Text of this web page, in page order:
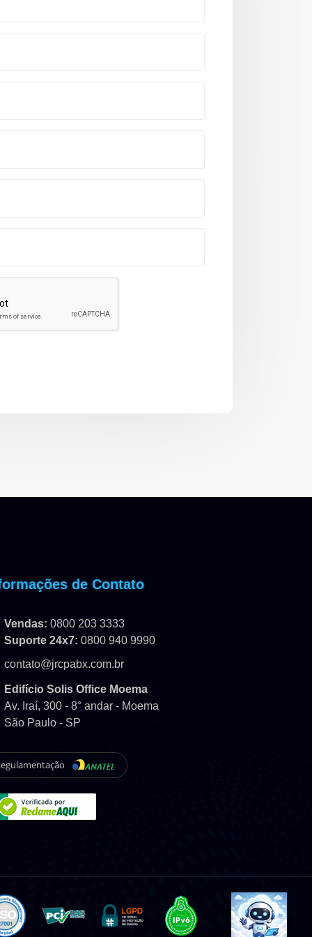
de Contato
Vendas: 0800 203 3333
Suporte 24x7: 0800 940 9990
contato@jrcpabx.com.br
Edifício Solis Office Moema
Av. Iraí, 300 - 8° andar - Moema
São Paulo - SP